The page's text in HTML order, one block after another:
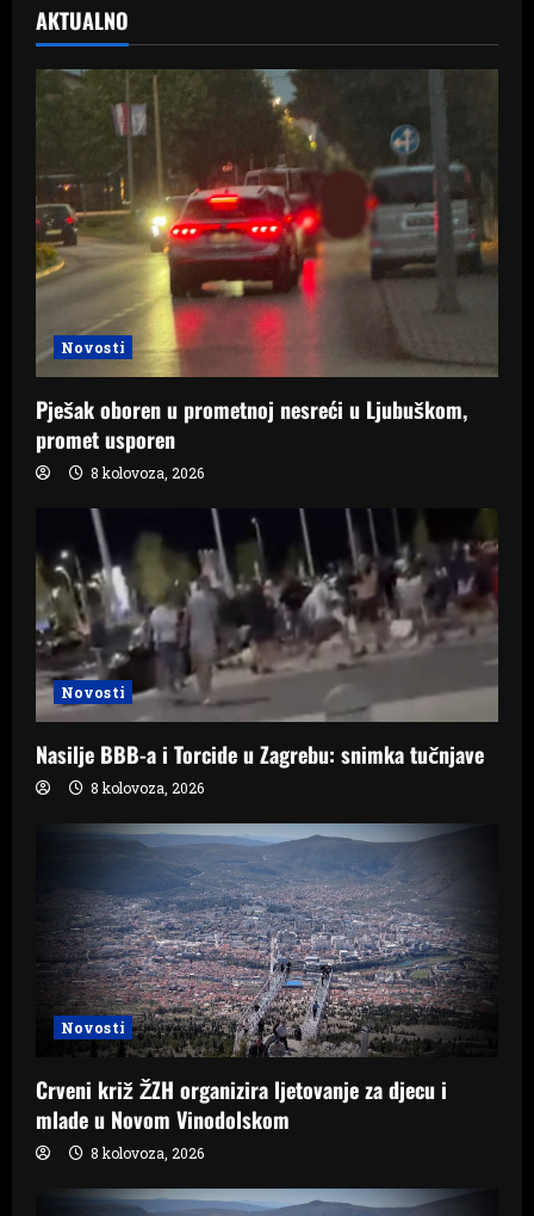
AKTUALNO
Novosti
Pješak oboren u prometnoj nesreći u Ljubuškom,
promet usporen
8 kolovoza, 2026
Novosti
Nasilje BBB-a i Torcide u Zagrebu: snimka tučnjave
8 kolovoza, 2026
Novosti
Crveni križ ŽZH organizira ljetovanje za djecu i
mlade u Novom Vinodolskom
8 kolovoza, 2026